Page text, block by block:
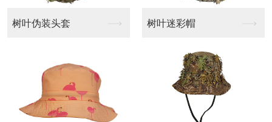
树叶迷彩帽 休闲帽定制